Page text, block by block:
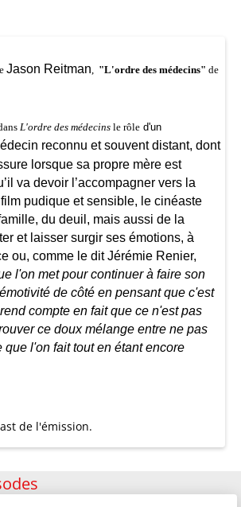
Jason Reitman, "L'ordre des médecins" de
L'ordre des médecins le rôle d'un
reconnu et souvent distant, dont
lorsque sa propre mère est
va devoir l’accompagner vers la
pudique et sensible, le cinéaste
du deuil, mais aussi de la
et laisser surgir ses émotions, à
ou, comme le dit Jérémie Renier,
l'on met pour continuer à faire son
de côté en pensant que c'est
compte en fait que ce n'est pas
ce doux mélange entre ne pas
que l'on fait tout en étant encore
de l'émission.